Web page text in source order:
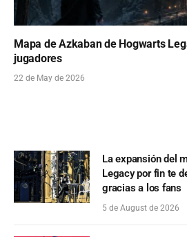
Mapa de Azkaban de Hogwarts
jugadores
22 de May de 2026
La expansión del
Legacy por fin te
gracias a los fans
5 de August de 2026